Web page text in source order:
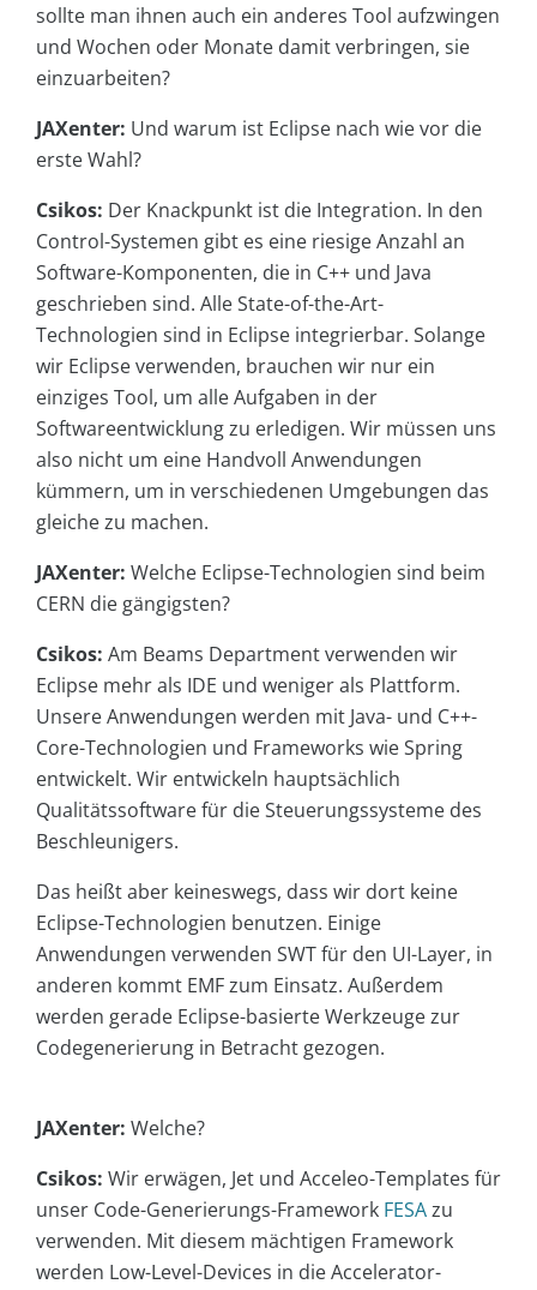
sollte man ihnen auch ein anderes Tool aufzwingen
und Wochen oder Monate damit verbringen, sie
einzuarbeiten?
JAXenter: Und warum ist Eclipse nach wie vor die
erste Wahl?
Csikos: Der Knackpunkt ist die Integration. In den
Control-Systemen gibt es eine riesige Anzahl an
Software-Komponenten, die in C++ und Java
geschrieben sind. Alle State-of-the-Art-
Technologien sind in Eclipse integrierbar. Solange
wir Eclipse verwenden, brauchen wir nur ein
einziges Tool, um alle Aufgaben in der
Softwareentwicklung zu erledigen. Wir müssen uns
also nicht um eine Handvoll Anwendungen
kümmern, um in verschiedenen Umgebungen das
gleiche zu machen.
JAXenter: Welche Eclipse-Technologien sind beim
CERN die gängigsten?
Csikos: Am Beams Department verwenden wir
Eclipse mehr als IDE und weniger als Plattform.
Unsere Anwendungen werden mit Java- und C++-
Core-Technologien und Frameworks wie Spring
entwickelt. Wir entwickeln hauptsächlich
Qualitätssoftware für die Steuerungssysteme des
Beschleunigers.
Das heißt aber keineswegs, dass wir dort keine
Eclipse-Technologien benutzen. Einige
Anwendungen verwenden SWT für den UI-Layer, in
anderen kommt EMF zum Einsatz. Außerdem
werden gerade Eclipse-basierte Werkzeuge zur
Codegenerierung in Betracht gezogen.
JAXenter: Welche?
Csikos: Wir erwägen, Jet und Acceleo-Templates für
unser Code-Generierungs-Framework FESAzu
verwenden. Mit diesem mächtigen Framework
werden Low-Level-Devices in die Accelerator-